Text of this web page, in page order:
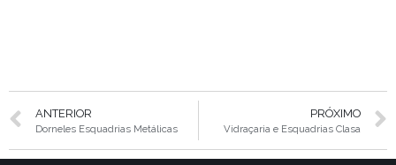
ANTERIOR
Dorneles Esquadrias Metálicas
PRÓXIMO
Vidraçaria e Esquadrias Clasa